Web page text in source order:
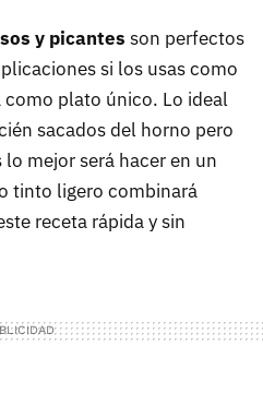
y picantes son perfectos
si los usas como
plato único. Lo ideal
sacados del horno pero
mejor será hacer en un
tinto ligero combinará
receta rápida y sin